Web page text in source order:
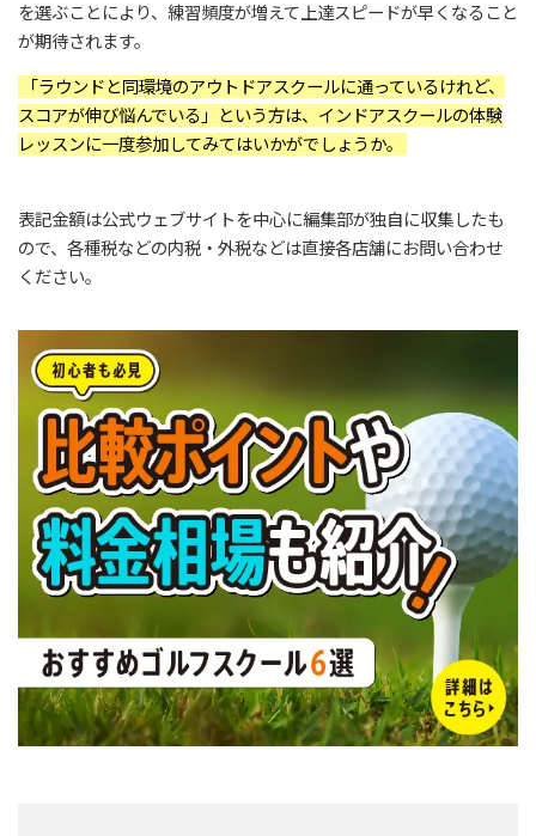
を選ぶことにより、練習頻度が増えて上達スピードが早くなること
が期待されます。
「ラウンドと同環境のアウトドアスクールに通っているけれど、
スコアが伸び悩んでいる」という方は、インドアスクールの体験
レッスンに一度参加してみてはいかがでしょうか。
表記金額は公式ウェブサイトを中心に編集部が独自に収集したも
ので、各種税などの内税・外税などは直接各店舗にお問い合わせ
ください。